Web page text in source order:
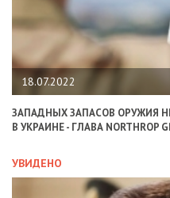
18.07.2022
ЗАПАДНЫХ ЗАПАСОВ ОРУЖИЯ
В УКРАИНЕ - ГЛАВА NORTHROP
УВИДЕНО